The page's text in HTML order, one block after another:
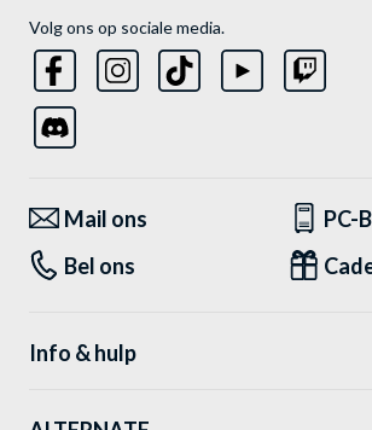
Volg ons op sociale media.
Mail ons
PC-
Bel ons
Info & hulp